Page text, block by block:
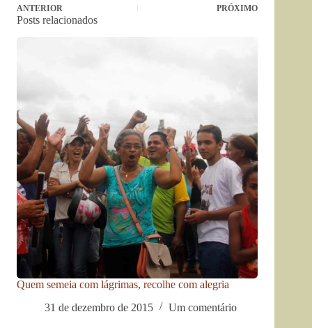
ANTERIOR PRÓXIMO
Posts relacionados
Quem semeia com lágrimas, recolhe com alegria
31 de dezembro de 2015
Um comentário